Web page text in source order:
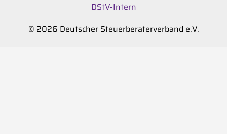
DStV-Intern
© 2026 Deutscher Steuerberaterverband e.V.